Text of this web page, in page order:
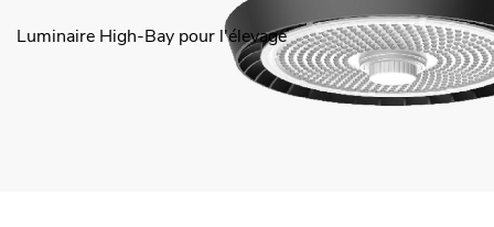
Luminaire High-Bay pour l'élevage